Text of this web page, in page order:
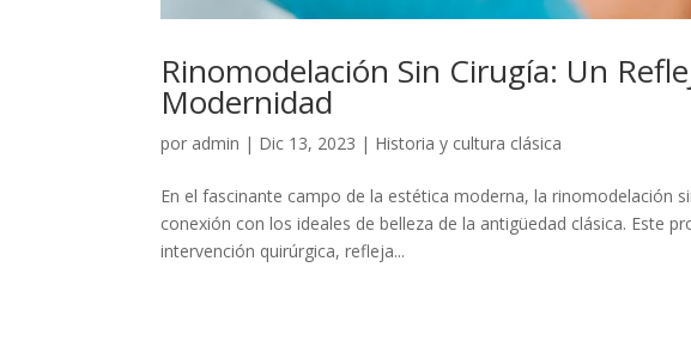
Rinomodelación Sin Cirugía: Un
Modernidad
por admin | Dic 13, 2023 | Historia y cultura clásica
En el fascinante campo de la estética moderna, la rinomodelación
conexión con los ideales de belleza de la antigüedad clásica. Este
intervención quirúrgica, refleja...